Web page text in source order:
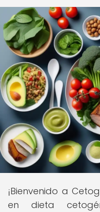
¡Bienvenido a
en dieta